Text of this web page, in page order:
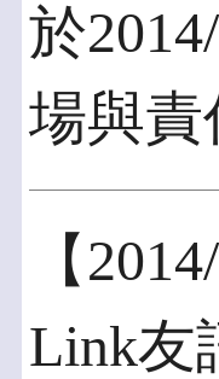
於
場與責
【
Link友